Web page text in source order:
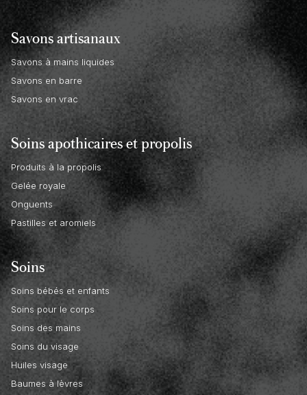
Savons artisanaux
Savons à mains liquides
Savons en barre
Savons en vrac
Soins apothicaires et propolis
Produits à la propolis
Gelée royale
Onguents
Pastilles et aromiels
Soins
Soins bébés et enfants
Soins pour le corps
Soins des mains
Soins du visage
Huiles visage
Baumes à lèvres